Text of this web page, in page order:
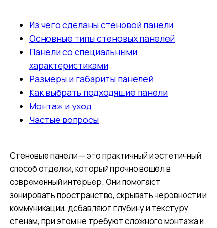
Из чего сделаны стеновой панели
Основные типы стеновых панелей
Панели со специальными
характеристиками
Размеры и габариты панелей
Как выбрать подходящие панели
Монтаж и уход
Частые вопросы
Стеновые панели — это практичный и эстетичный
способ отделки, который прочно вошёл в
современный интерьер. Они помогают
зонировать пространство, скрывать неровности и
коммуникации, добавляют глубину и текстуру
стенам, при этом не требуют сложного монтажа и